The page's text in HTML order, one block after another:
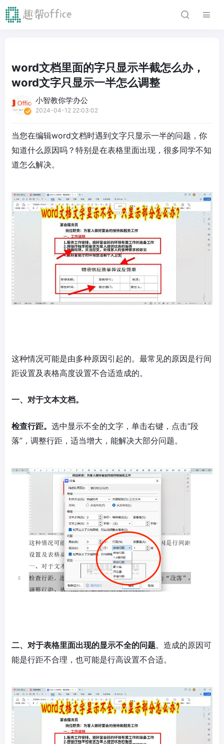
word文档里面的字只显示半截怎么办，
word文字只显示一半怎么调整
小智教你学办公
2024-04-12 22:03:02
当您在编辑word文档时遇到文字只显示一半的问题，你
知道什么原因吗？特别是在表格里面出现，很多同学不知
道怎么解决。
这种情况可能是由多种原因引起的。最常见的原因是行间
距设置及表格高度设置不合适造成的。
一、对于文本文档。
检查行距。 选中显示不全的文字，单击右键，点击“段
落”，调整行距，适当增大，能解决大部分问题。
二、对于表格里面出现的显示不全的问题。造成的原因可
能是行距不合理，也可能是行高设置不合适。